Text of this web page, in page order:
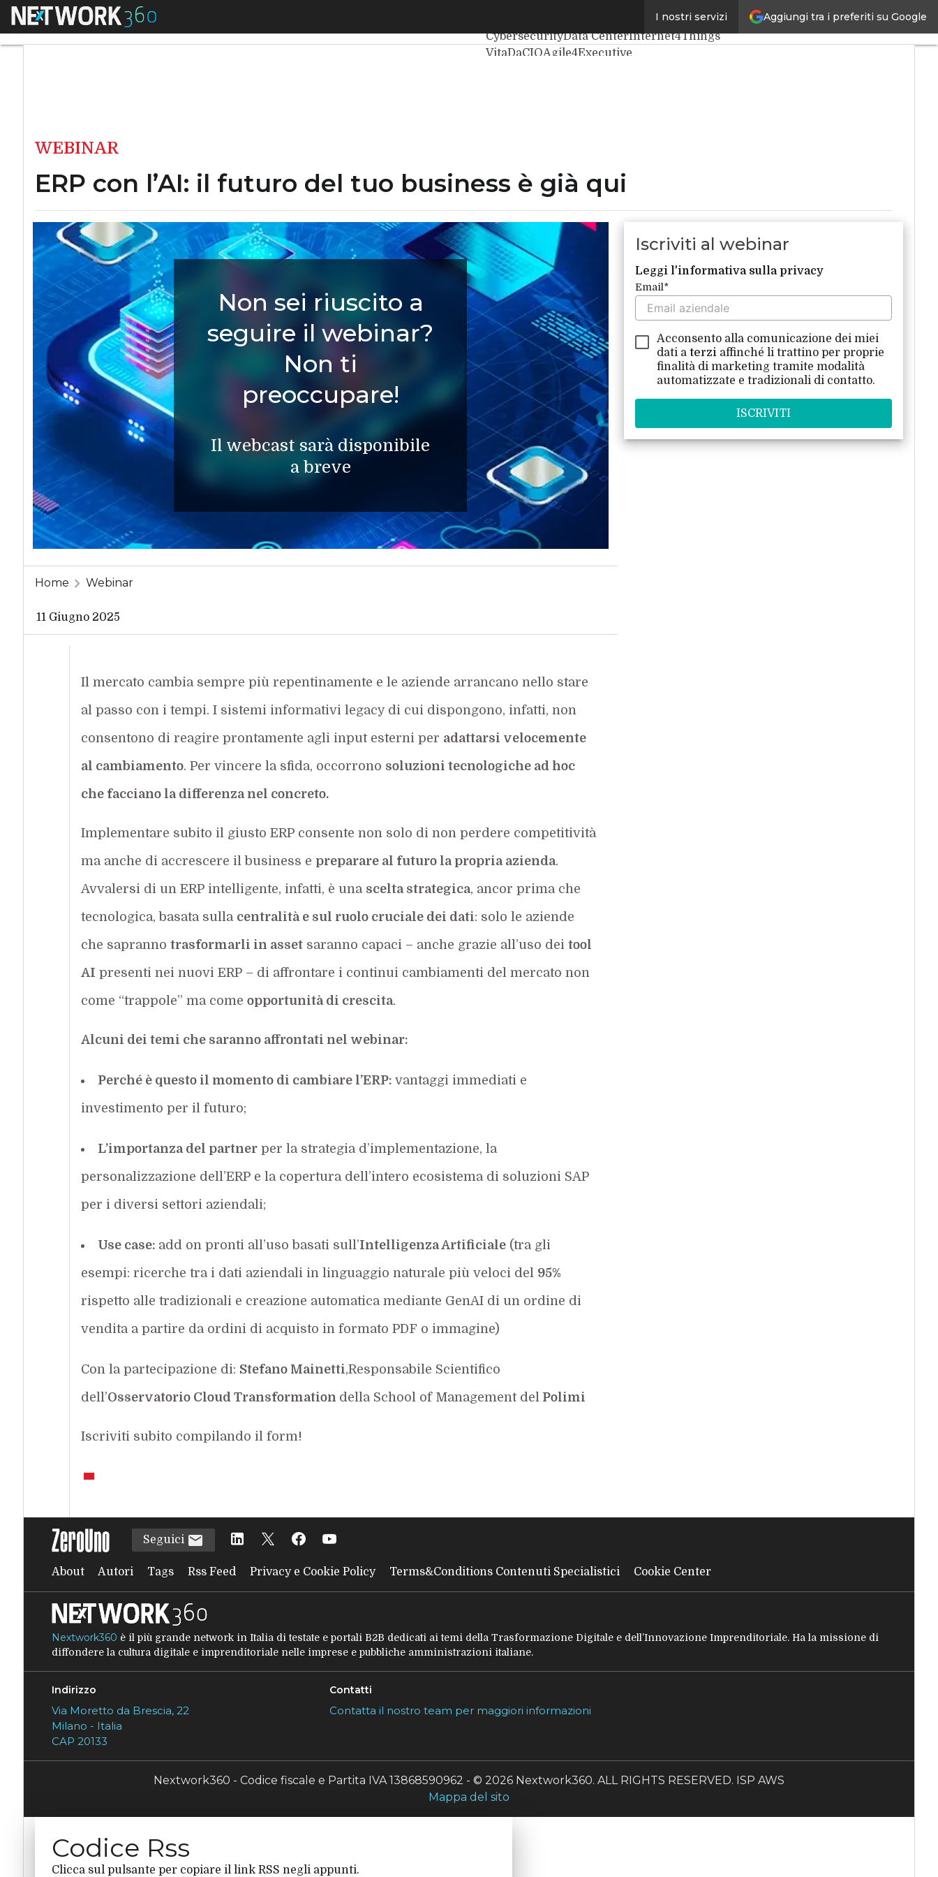
Aggiungi tra i preferiti su Google
I nostri servizi
Menu Intelligenza ArtificialeBig Data
CybersecurityData CenterInternet4Things
VitaDaCIOAgile4Executive
WEBINAR
ERP con l’AI: il futuro del tuo business è già qui
Non sei riuscito a
seguire il webinar?
Non ti
preoccupare!
Il webcast sarà disponibile
a breve
Home Webinar
11 Giugno 2025
Il mercato cambia sempre più repentinamente e le aziende arrancano nello stare
al passo con i tempi. I sistemi informativi legacy di cui dispongono, infatti, non
consentono di reagire prontamente agli input esterni per adattarsi velocemente
al cambiamento. Per vincere la sfida, occorrono soluzioni tecnologiche ad hoc
che facciano la differenza nel concreto.
Implementare subito il giusto ERP consente non solo di non perdere competitività
ma anche di accrescere il business e preparare al futuro la propria azienda.
Avvalersi di un ERP intelligente, infatti, è una scelta strategica, ancor prima che
tecnologica, basata sulla centralità e sul ruolo cruciale dei dati: solo le aziende
che sapranno trasformarli in assetsaranno capaci – anche grazie all’uso dei tool
AI presenti nei nuovi ERP – di affrontare i continui cambiamenti del mercato non
come “trappole” ma come opportunità di crescita.
Alcuni dei temi che saranno affrontati nel webinar:
Perché è questo il momento di cambiare l’ERP: vantaggi immediati e
investimento per il futuro;
L’importanza del partnerper la strategia d’implementazione, la
personalizzazione dell’ERP e la copertura dell’intero ecosistema di soluzioni SAP
per i diversi settori aziendali;
Use case: add on pronti all’uso basati sull’Intelligenza Artificiale(tra gli
esempi: ricerche tra i dati aziendali in linguaggio naturale più veloci del 95%
rispetto alle tradizionali e creazione automatica mediante GenAI di un ordine di
vendita a partire da ordini di acquisto in formato PDF o immagine)
Con la partecipazione di: Stefano Mainetti,Responsabile Scientifico
dell’Osservatorio Cloud Transformation della School of Management del Polimi
Iscriviti subito compilando il form!
Iscriviti al webinar
Leggi l'informativa sulla privacy
Email *
Acconsento alla comunicazione dei miei
dati aterzi affinché li trattino per proprie
finalità di marketing tramite modalità
automatizzate e tradizionali di contatto.
Seguici
About Autori Tags Rss Feed Privacy e Cookie Policy Terms&Conditions Contenuti Specialistici Cookie Center
Nextwork360 è il più grande network in Italia di testate e portali B2B dedicati ai temi della Trasformazione Digitale e dell’Innovazione Imprenditoriale. Ha la missione di
diffondere la cultura digitale e imprenditoriale nelle imprese e pubbliche amministrazioni italiane.
Indirizzo
Via Moretto da Brescia, 22
Milano - Italia
CAP 20133
Contatti
Contatta il nostro team per maggiori informazioni
Nextwork360 - Codice fiscale e Partita IVA 13868590962 - © 2026 Nextwork360. ALL RIGHTS RESERVED. ISP AWS
Mappa del sito
Codice Rss
Clicca sul pulsante per copiare il link RSS negli appunti.